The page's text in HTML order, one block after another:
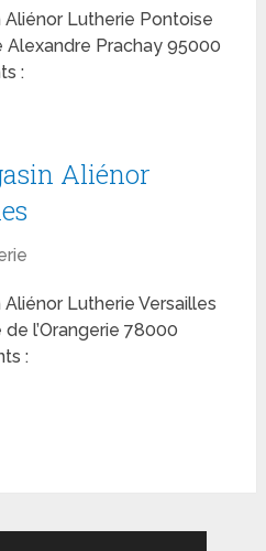
Aliénor Lutherie Pontoise
Alexandre Prachay 95000
:
Aliénor
Lutherie Versailles
l’Orangerie 78000
: